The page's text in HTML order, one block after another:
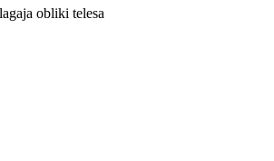
obliki telesa